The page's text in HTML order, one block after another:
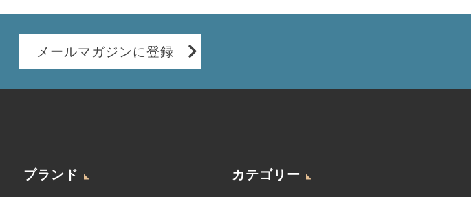
メールマガジンに登録
ブランド カテゴリー